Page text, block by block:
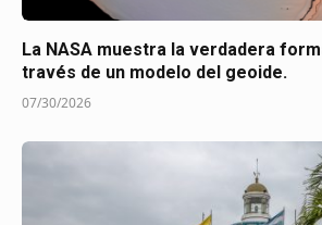
La NASA muestra la verdadera
través de un modelo del geoide.
07/30/2026